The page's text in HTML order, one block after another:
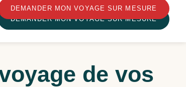
DEMANDER MON VOYAGE SUR MESURE
DEMANDER MON VOYAGE SUR MESURE
de vos